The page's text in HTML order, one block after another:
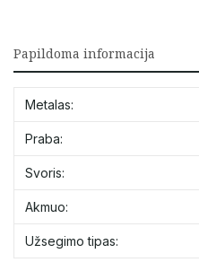
Papildoma informacija
Metalas:
Praba:
Svoris:
Akmuo:
Užsegimo tipas: